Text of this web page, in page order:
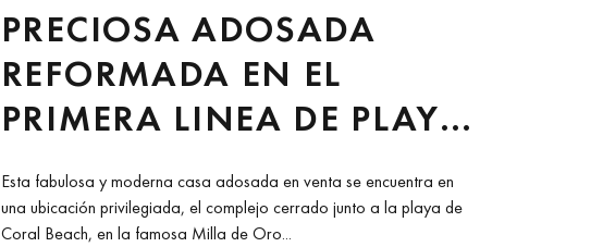
PRECIOSA ADOSADA
REFORMADA EN EL
PRIMERA LINEA DE PLAYA
EN CORAL BEACH.
MARBELLA
Esta fabulosa y moderna casa adosada en venta se encuentra en
una ubicación privilegiada, el complejo cerrado junto a la playa de
Coral Beach, en la famosa Milla de Oro...